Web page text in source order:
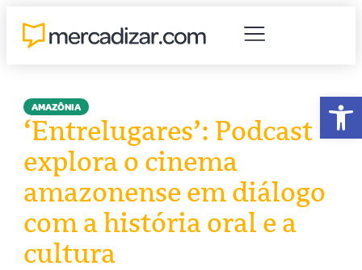
AMAZÔNIA
‘Entrelugares’: Podcast
explora o cinema
amazonense em diálogo
com a história oral e a
cultura